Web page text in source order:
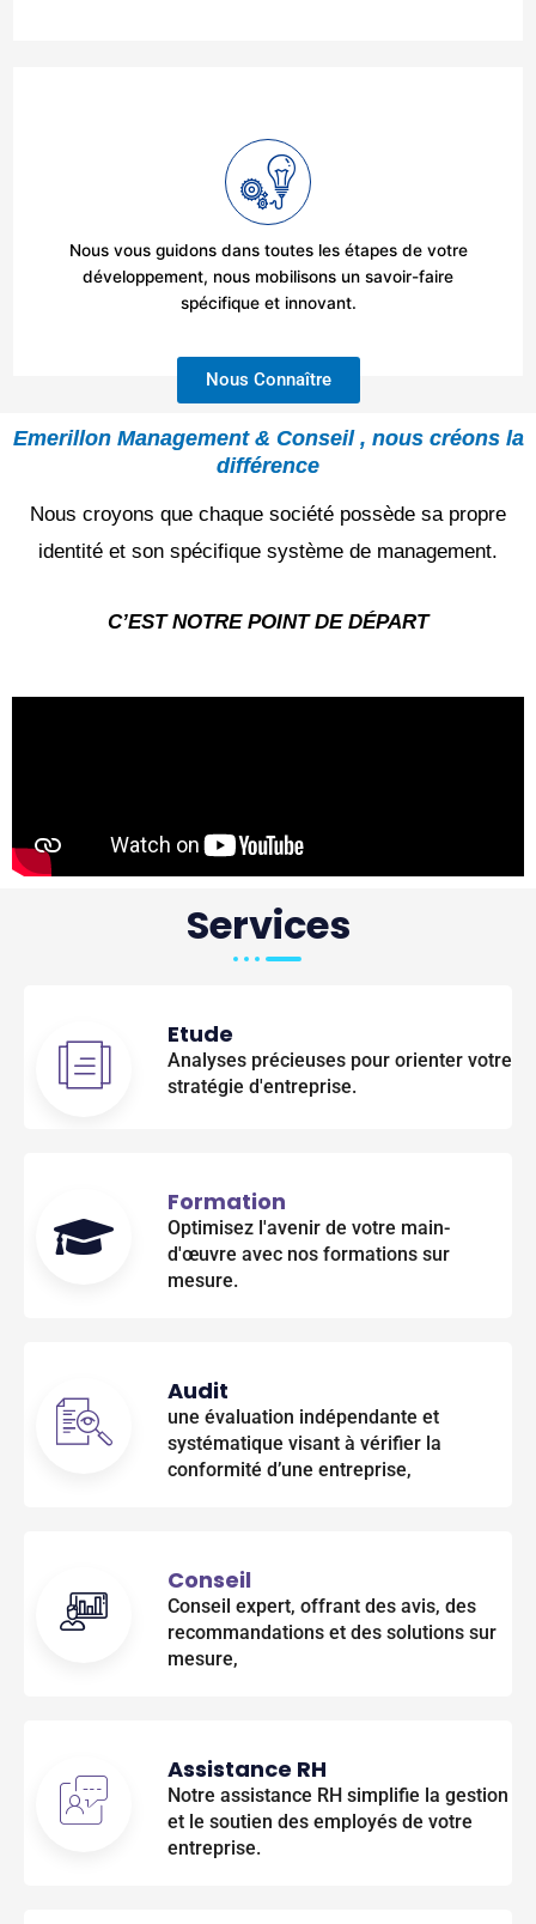
Nous vous guidons dans toutes les étapes de votre
développement, nous mobilisons un savoir-faire
spécifique et innovant.
Nous Connaître
Emerillon Management & Conseil , nous créons la
différence
Nous croyons que chaque société possède sa propre
identité et son spécifique système de management.
C’EST NOTRE POINT DE DÉPART
Services
Etude
Analyses précieuses pour orienter votre
stratégie d'entreprise.
Formation
Optimisez l'avenir de votre main-
d'œuvre avec nos formations sur
mesure.
Audit
une évaluation indépendante et
systématique visant à vérifier la
conformité d’une entreprise,
Conseil
Conseil expert, offrant des avis, des
recommandations et des solutions sur
mesure,
Assistance RH
Notre assistance RH simplifie la gestion
et le soutien des employés de votre
entreprise.